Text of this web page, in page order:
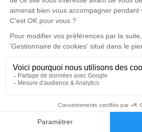
Faire-part
Un service de plantation d’arbre
disponible ici.
Je
Cérémonie religieuse
Eglise Notre-Dame d'Etaule
89200 Etaule